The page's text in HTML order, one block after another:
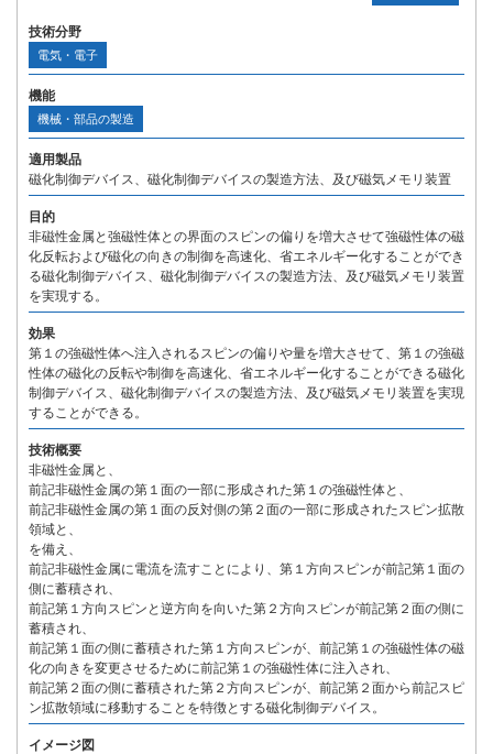
技術分野
電気・電子
機能
機械・部品の製造
適用製品
磁化制御デバイス、磁化制御デバイスの製造方法、及び磁気メモリ装置
目的
非磁性金属と強磁性体との界面のスピンの偏りを増大させて強磁性体の磁
化反転および磁化の向きの制御を高速化、省エネルギー化することができ
る磁化制御デバイス、磁化制御デバイスの製造方法、及び磁気メモリ装置
を実現する。
効果
第１の強磁性体へ注入されるスピンの偏りや量を増大させて、第１の強磁
性体の磁化の反転や制御を高速化、省エネルギー化することができる磁化
制御デバイス、磁化制御デバイスの製造方法、及び磁気メモリ装置を実現
することができる。
技術概要
非磁性金属と、
前記非磁性金属の第１面の一部に形成された第１の強磁性体と、
前記非磁性金属の第１面の反対側の第２面の一部に形成されたスピン拡散
領域と、
を備え、
前記非磁性金属に電流を流すことにより、第１方向スピンが前記第１面の
側に蓄積され、
前記第１方向スピンと逆方向を向いた第２方向スピンが前記第２面の側に
蓄積され、
前記第１面の側に蓄積された第１方向スピンが、前記第１の強磁性体の磁
化の向きを変更させるために前記第１の強磁性体に注入され、
前記第２面の側に蓄積された第２方向スピンが、前記第２面から前記スピ
ン拡散領域に移動することを特徴とする磁化制御デバイス。
イメージ図